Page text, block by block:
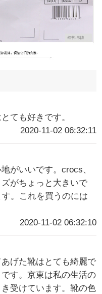
ても好きです。
2020-11-02 06:32:11
がいいです。crocs、
がちょっと大きいで
。これを買うのには
2020-11-02 06:32:10
げた靴はとても綺麗で
す。京東は私の生活の
受けています。靴の色